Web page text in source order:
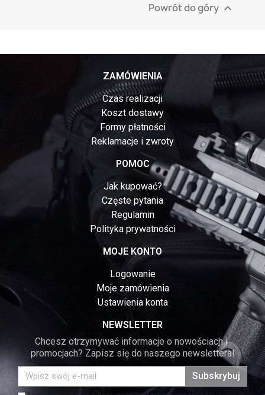
Powrót do góry 
ZAMÓWIENIA
Czas realizacji
Koszt dostawy
Formy płatności
Reklamacje i zwroty
POMOC
Jak kupować?
Częste pytania
Regulamin
Polityka prywatności
MOJE KONTO
Logowanie
Moje zamówienia
Ustawienia konta
NEWSLETTER
Chcesz otrzymywać informacje o nowościach i
promocjach? Zapisz się do naszego newslettera!
Subskrybuj